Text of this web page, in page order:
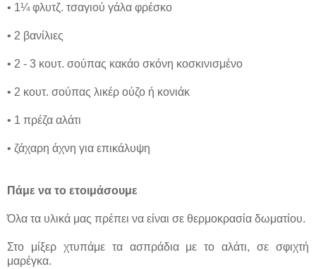
• 1¼ φλυτζ. τσαγιού γάλα φρέσκο
• 2 βανίλιες
• 2 - 3 κουτ. σούπας κακάο σκόνη κοσκινισμένο
• 2 κουτ. σούπας λικέρ ούζο ή κονιάκ
• 1 πρέζα αλάτι
• ζάχαρη άχνη για επικάλυψη
Πάμε να το ετοιμάσουμε
Όλα τα υλικά μας πρέπει να είναι σε θερμοκρασία δωματίου.
Στο μίξερ χτυπάμε τα ασπράδια με το αλάτι, σε σφιχτή
μαρέγκα.